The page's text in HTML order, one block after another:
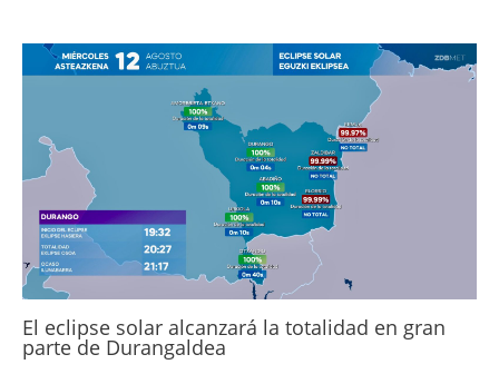
El eclipse solar alcanzará la totalidad en gran
parte de Durangaldea